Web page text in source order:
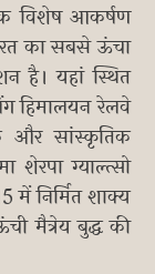
विशेष आकर्षण
का सबसे ऊंचा
है। यहां स्थित
हिमालयन रेलवे
और सांस्कृतिक
शेरपा ग्याल्त्सो
में निर्मित शाक्य
मैत्रेय बुद्ध की